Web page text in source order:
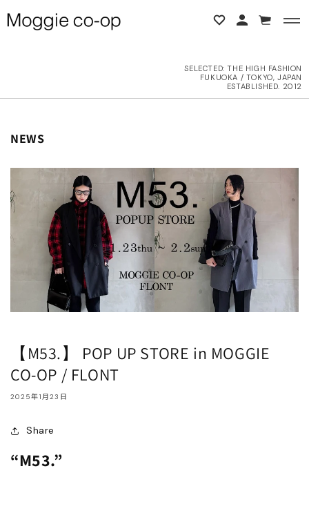
コンテンツに進む カ
SELECTED: THE HIGH FASHION
FUKUOKA / TOKYO, JAPAN
ESTABLISHED. 2012
yellow
A
GOOSE
NEWS
【M53.】 POP UP STORE in MOGGIE
CO-OP / FLONT
2025年1月23日
Share
“M53.”